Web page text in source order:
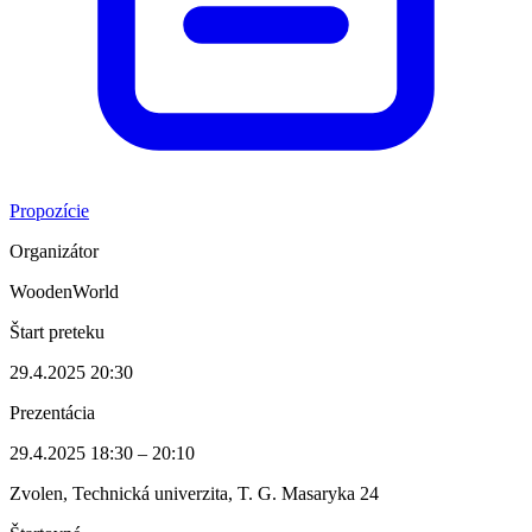
Propozície
Organizátor
WoodenWorld
Štart preteku
29.4.2025 20:30
Prezentácia
29.4.2025 18:30 – 20:10
Zvolen, Technická univerzita, T. G. Masaryka 24